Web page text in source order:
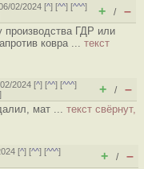
02/2024 [^] [^^] [^^^]
+ / –
производства ГДР или
ковра ... текст
2024 [^] [^^] [^^^]
] + / –
мат ... текст свёрнут,
[^] [^^] [^^^]
+ / –